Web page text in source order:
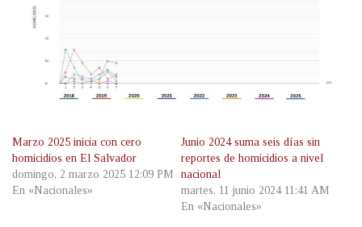
Marzo 2025 inicia con cero
homicidios en El Salvador
domingo, 2 marzo 2025 12:09 PM
En «Nacionales»
Junio 2024 suma seis días sin
reportes de homicidios a nivel
nacional
martes, 11 junio 2024 11:41 AM
En «Nacionales»